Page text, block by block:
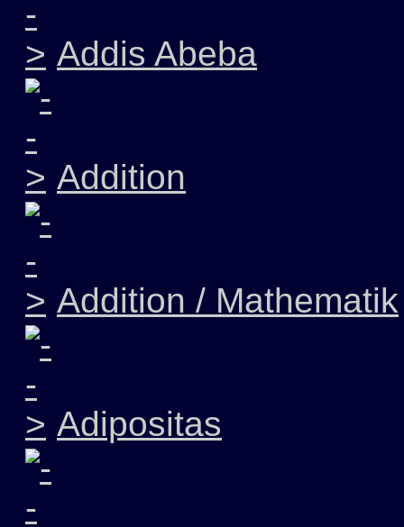
Addis Abeba
Addition
Addition / Mathematik
Adipositas